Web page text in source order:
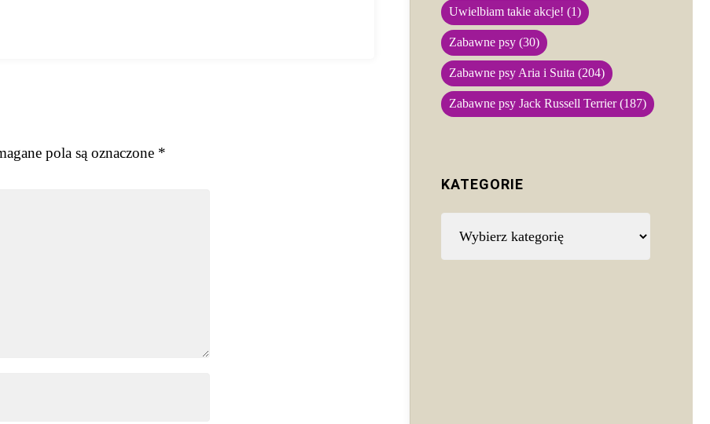
pola są oznaczone *
Uwielbiam takie akcje! (1)
Zabawne psy (30)
Zabawne psy Aria i Suita (204)
Zabawne psy Jack Russell Terrier(187)
KATEGORIE